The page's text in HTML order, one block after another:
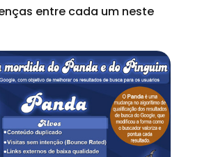
entre cada um neste